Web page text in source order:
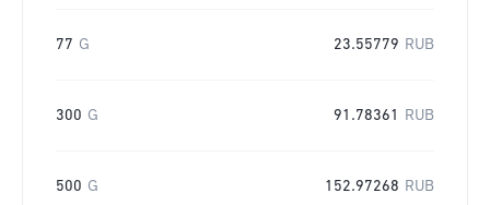
77 G 23.55779 RUB
300 G 91.78361 RUB
500 G 152.97268 RUB